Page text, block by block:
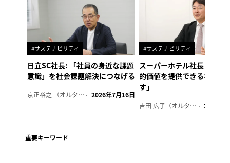
#サステナビリティ
日立SC社長: 「社員の身近な課題
意識」を社会課題解決につなげる
京正裕之 （オルタナ副編集長） 2026年7月16日
#サステナビリティ
スーパーホテル社長「地域
的価値を提供できるホテル
す」
吉田 広子（オルタナ輪番編集長） 2026年6
重要キーワード